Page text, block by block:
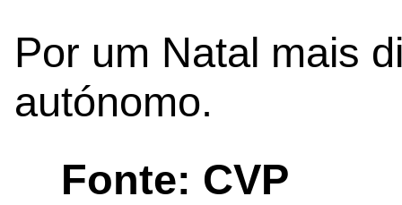
Por um Natal mais
autónomo.
Fonte: CVP